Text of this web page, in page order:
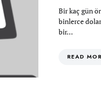
Bir kaç gün
binlerce
bir…
READ